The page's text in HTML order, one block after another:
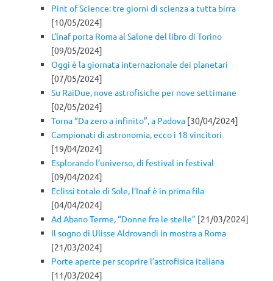
Pint of Science: tre giorni di scienza a tutta birra
[10/05/2024]
L’lnaf porta Roma al Salone del libro di Torino
[09/05/2024]
Oggi è la giornata internazionale dei planetari
[07/05/2024]
Su RaiDue, nove astrofisiche per nove settimane
[02/05/2024]
Torna “Da zero a infinito”, a Padova [30/04/2024]
Campionati di astronomia, ecco i 18 vincitori
[19/04/2024]
Esplorando l’universo, di festival in festival
[09/04/2024]
Eclissi totale di Sole, l’Inaf è in prima fila
[04/04/2024]
Ad Abano Terme, “Donne fra le stelle” [21/03/2024]
Il sogno di Ulisse Aldrovandi in mostra a Roma
[21/03/2024]
Porte aperte per scoprire l’astrofisica italiana
[11/03/2024]